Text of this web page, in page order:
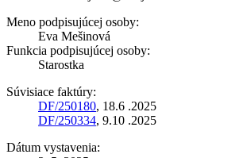
Meno podpisujúcej osoby:
Eva Mešinová
Funkcia podpisujúcej osoby:
Starostka
Súvisiace faktúry:
DF/250180, 18.6 .2025
DF/250334, 9.10 .2025
Dátum vystavenia: